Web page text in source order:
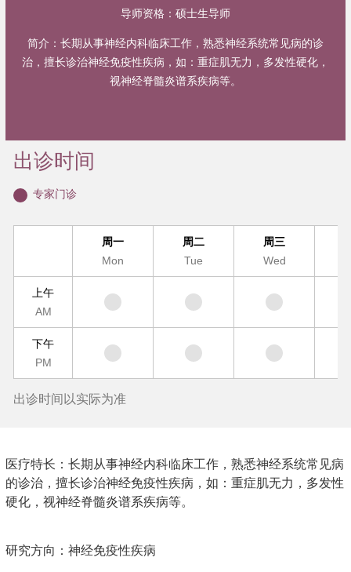
导师资格： 硕士生导师
简介： 长期从事神经内科临床工作，熟悉神经系统常见病的诊
治，擅长诊治神经免疫性疾病，如：重症肌无力，多发性硬化，
视神经脊髓炎谱系疾病等。
出诊时间
专家门诊
周一
Mon
周二
Tue
周三
Wed
上午
AM
下午
PM
出诊时间以实际为准
医疗特长：长期从事神经内科临床工作，熟悉神经系统常见病
的诊治，擅长诊治神经免疫性疾病，如：重症肌无力，多发性
硬化，视神经脊髓炎谱系疾病等。
研究方向：神经免疫性疾病